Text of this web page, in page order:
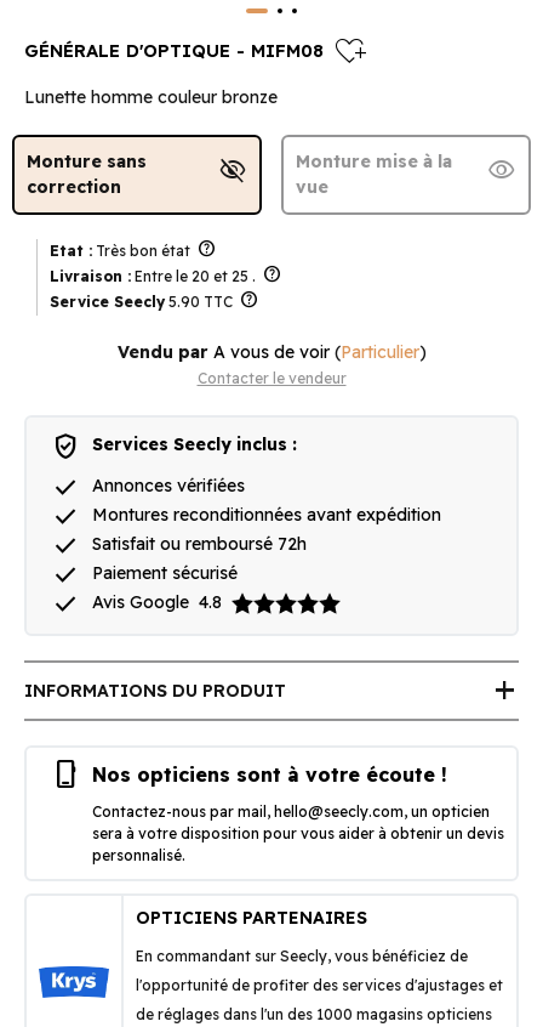
GÉNÉRALE D'OPTIQUE - MIFM08 heart_plus
Lunette homme couleur bronze
Monture sans
correction
visibility_off
Monture mise à la
vue
visibility
Etat : Très bon état help
Livraison : Entre le 20 et 25 . help
Service Seecly 5.90 TTC help
Vendu par A vous de voir(Particulier)
Contacter le vendeur
verified_user Services Seecly inclus :
done Annonces vérifiées
done Montures reconditionnées avant expédition
done Satisfait ou remboursé 72h
done Paiement sécurisé
done Avis Google 4.8
INFORMATIONS DU PRODUIT add
phone_iphone Nos opticiens sont à votre écoute !
Contactez-nous par mail, hello@seecly.com, un opticien
sera à votre disposition pour vous aider à obtenir un devis
personnalisé.
OPTICIENS PARTENAIRES
En commandant sur Seecly, vous bénéficiez de
l'opportunité de profiter des services d'ajustages et
de réglages dans l'un des 1000 magasins opticiens